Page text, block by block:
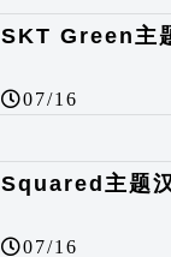
SKT Green主
07/16
Squared主题
07/16